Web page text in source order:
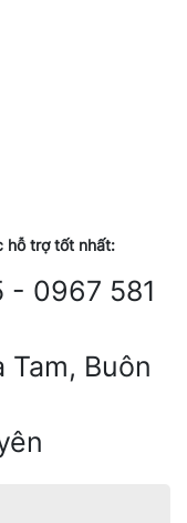
hỗ trợ tốt nhất:
- 0967 581
Tam, Buôn